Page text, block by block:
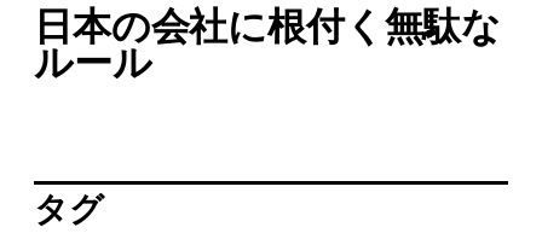
日本の会社に根付く無駄な
ルール
タグ